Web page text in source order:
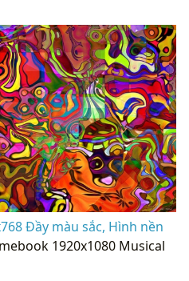
Đầy màu sắc, Hình nền
1920x1080 Musical